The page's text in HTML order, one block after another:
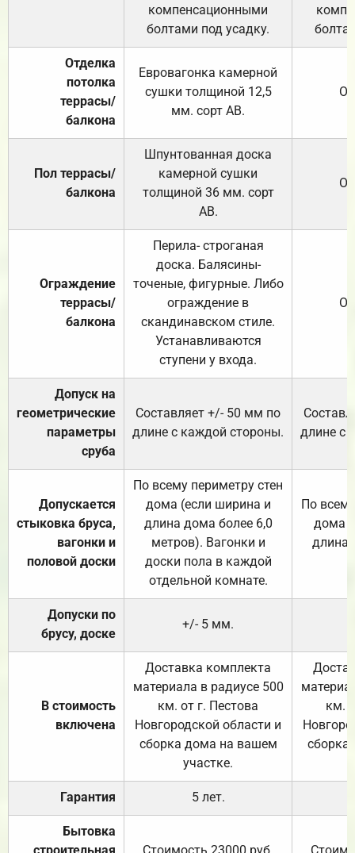
компенсационными
болтами под усадку.
Отделка
потолка
террасы/
балкона
Евровагонка камерной
сушки толщиной 12,5
мм. сорт АВ.
Пол террасы/
балкона
Шпунтованная доска
камерной сушки
толщиной 36 мм. сорт
АВ.
Ограждение
террасы/
балкона
Перила- строганая
доска. Балясины-
точеные, фигурные. Либо
ограждение в
скандинавском стиле.
Устанавливаются
ступени у входа.
Допуск на
геометрические
параметры
сруба
Составляет +/- 50 мм по
длине с каждой стороны.
длине с
Допускается
стыковка бруса,
вагонки и
половой доски
По всему периметру стен
дома (если ширина и
длина дома более 6,0
метров). Вагонки и
доски пола в каждой
отдельной комнате.
По
дома
длина
Допуски по
брусу, доске
+/- 5 мм.
В стоимость
включена
Доставка комплекта
материала в радиусе 500
км. от г. Пестова
Новгородской области и
сборка дома на вашем
участке.
км.
Гарантия 5 лет.
Бытовка